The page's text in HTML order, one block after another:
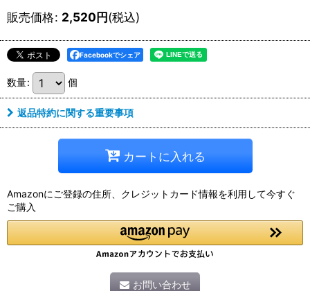
販売価格: 2,520円(税込)
Facebookでシェア
数量: 個
返品特約に関する重要事項
カートに入れる
Amazonにご登録の住所、クレジットカード情報を利用して今すぐ
ご購入
お問い合わせ